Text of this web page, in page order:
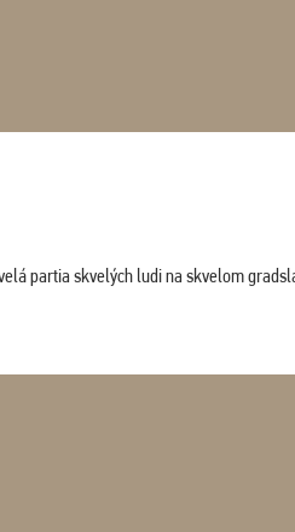
partia skvelých ludi na skvelom